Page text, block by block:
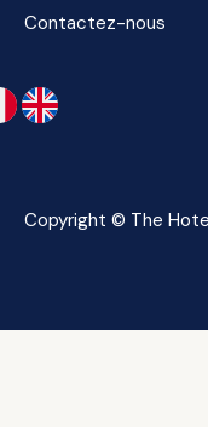
Contactez-nous
Copyright © The